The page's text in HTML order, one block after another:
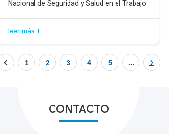
Nacional de Seguridad y Salud en el Trabajo.
leer más +
1 2 3 4 5 ...
CONTACTO